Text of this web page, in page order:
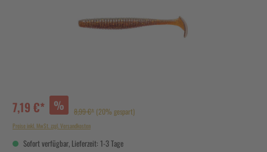
7,19 €* % 8,99 €* (20% gespart)
Preise inkl. MwSt. zzgl. Versandkosten
Sofort verfügbar, Lieferzeit: 1-3 Tage